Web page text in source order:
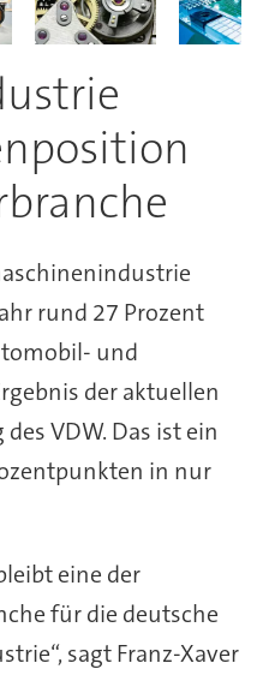
rund 27 Prozent
und
der aktuellen
VDW. Das ist ein
in nur
eine der
für die deutsche
sagt Franz-Xaver